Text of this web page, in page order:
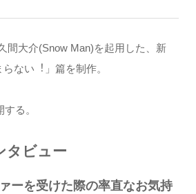
間⼤介(Snow Man)を起⽤した、新
ない︕」篇を制作。
る。
タビュー
ーを受けた際の率直なお気持